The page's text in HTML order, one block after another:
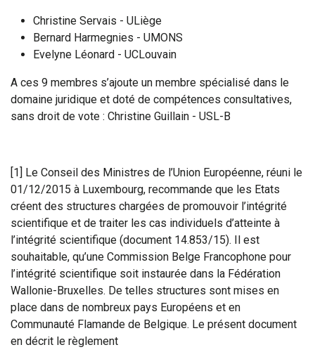
Christine Servais - ULiège
Bernard Harmegnies - UMONS
Evelyne Léonard - UCLouvain
A ces 9 membres s’ajoute un membre spécialisé dans le
domaine juridique et doté de compétences consultatives,
sans droit de vote : Christine Guillain - USL-B
[1] Le Conseil des Ministres de l’Union Européenne, réuni le
01/12/2015 à Luxembourg, recommande que les Etats
créent des structures chargées de promouvoir l’intégrité
scientifique et de traiter les cas individuels d’atteinte à
l’intégrité scientifique (document 14.853/15). Il est
souhaitable, qu’une Commission Belge Francophone pour
l’intégrité scientifique soit instaurée dans la Fédération
Wallonie-Bruxelles. De telles structures sont mises en
place dans de nombreux pays Européens et en
Communauté Flamande de Belgique. Le présent document
en décrit le règlement